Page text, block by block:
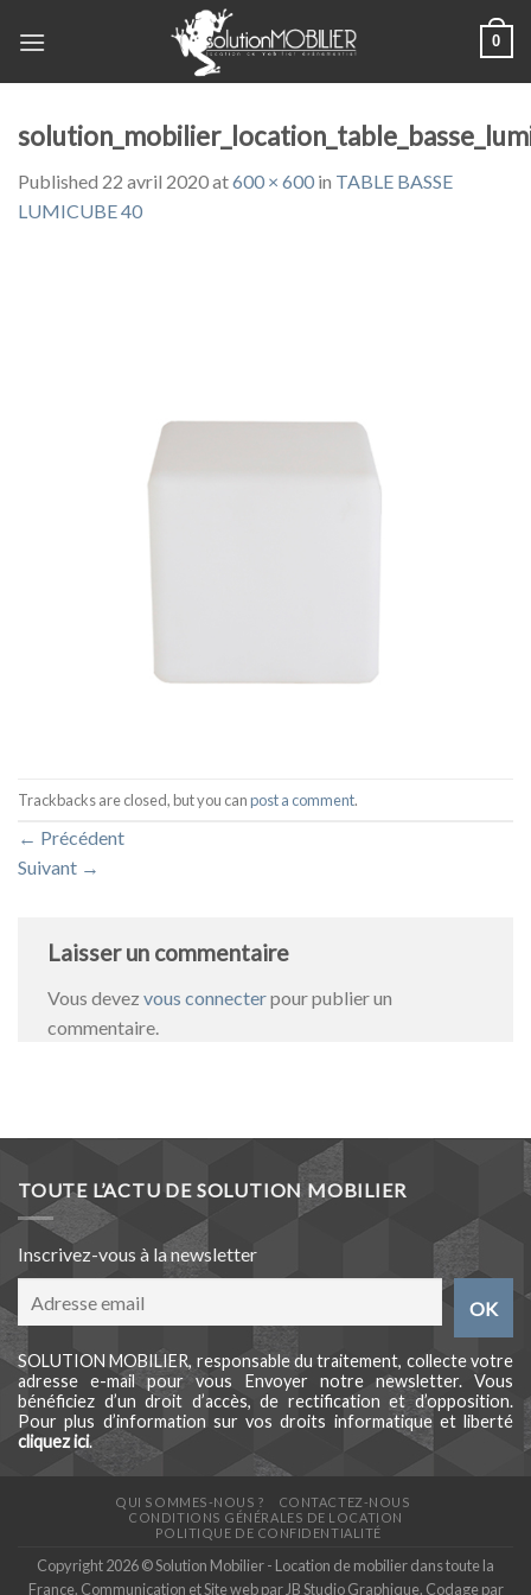
0
Published 22 avril 2020at600 × 600 in TABLE BASSE
LUMICUBE 40
Trackbacks are closed, but you canpost a comment.
← Précédent
Suivant →
Laisser un commentaire
Vous devez vous connecterpour publier un
commentaire.
TOUTE L’ACTU DE SOLUTION MOBILIER
Inscrivez-vous à la newsletter
SOLUTION MOBILIER, responsable du traitement, collecte votre
adresse e-mail pour vous Envoyer notre newsletter. Vous
bénéficiez d’un droit d’accès, de rectification et d’opposition.
Pour plus d’information sur vos droits informatique et liberté
cliquez ici.
QUI SOMMES-NOUS ?
CONTACTEZ-NOUS
CONDITIONS GÉNÉRALES DE LOCATION
POLITIQUE DE CONFIDENTIALITÉ
Copyright 2026 © Solution Mobilier - Location de mobilier dans toute la
France. Communication et Site web par JB Studio Graphique. Codage par